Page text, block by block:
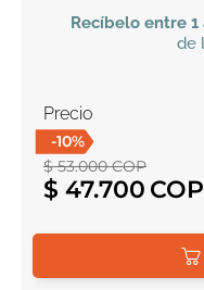
Recíbelo entre 1
de
Precio
-10%
$ 53.000COP
$ 47.700